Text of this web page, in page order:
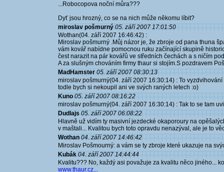
...Robocopova noční můra???
Dyť jsou hrozný, co se na nich může někomu líbit?
miroslav pošmurný 05. září 2007 17:01:50
Wothan(04. září 2007 16:46:42) :
Miroslav pošmurný .Můj názor je, že zbroje od pana thuna
vám kovář nabídne pomocnou ruku začínající skupině
čest narazit na pár kovářů ve středních čechách a s ničím
A za slušným chováním firmy thaur si stojím.S pozdravem
MadHamster 05. září 2007 08:30:13
miroslav pošmurný(04. září 2007 16:30:14) : To
todle bych si nekoupil ani ve svých raných letech :o)
Kuno 05. září 2007 08:16:22
miroslav pošmurný(04. září 2007 16:30:14) : Tak to se tam
Dudlajs 05. září 2007 06:08:22
Hlavně už vidím ty masivní jezdecké okaporoury na
v maštali... Kvalitou bych toto opravdu nenazýval, ale je to
Wothan 04. září 2007 14:46:42
Miroslav Pošmourný: a vám se ty zbroje které ukazuje na
Kubák 04. září 2007 14:44:44
Kvalitu??? No, každý asi považuje za kvalitu něco jiného...
www.thaur.cz...